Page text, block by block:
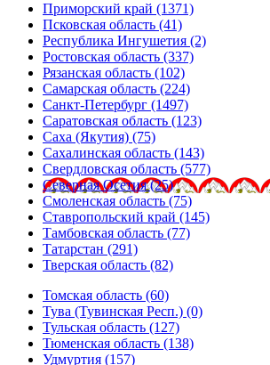
Приморский край (1371)
Псковская область (41)
Республика Ингушетия (2)
Ростовская область (337)
Рязанская область (102)
Самарская область (224)
Санкт-Петербург (1497)
Саратовская область (123)
Саха (Якутия) (75)
Сахалинская область (143)
Свердловская область (577)
Северная Осетия (25)
Смоленская область (75)
Ставропольский край (145)
Тамбовская область (77)
Татарстан (291)
Тверская область (82)
Томская область (60)
Тува (Тувинская Респ.) (0)
Тульская область (127)
Тюменская область (138)
Удмуртия (157)